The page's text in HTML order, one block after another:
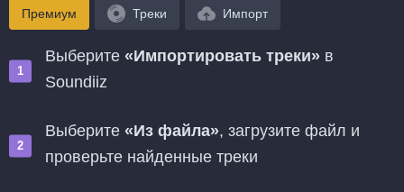
Премиум Треки Импорт
Выберите «Импортировать треки» в
Soundiiz
Выберите «Из файла», загрузите файл и
проверьте найденные треки